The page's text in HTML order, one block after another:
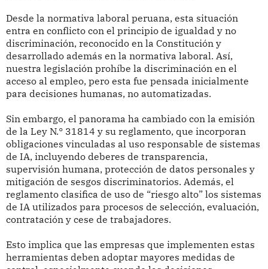
Desde la normativa laboral peruana, esta situación
entra en conflicto con el principio de igualdad y no
discriminación, reconocido en la Constitución y
desarrollado además en la normativa laboral. Así,
nuestra legislación prohíbe la discriminación en el
acceso al empleo, pero esta fue pensada inicialmente
para decisiones humanas, no automatizadas.
Sin embargo, el panorama ha cambiado con la emisión
de la Ley N.° 31814 y su reglamento, que incorporan
obligaciones vinculadas al uso responsable de sistemas
de IA, incluyendo deberes de transparencia,
supervisión humana, protección de datos personales y
mitigación de sesgos discriminatorios. Además, el
reglamento clasifica de uso de “riesgo alto” los sistemas
de IA utilizados para procesos de selección, evaluación,
contratación y cese de trabajadores.
Esto implica que las empresas que implementen estas
herramientas deben adoptar mayores medidas de